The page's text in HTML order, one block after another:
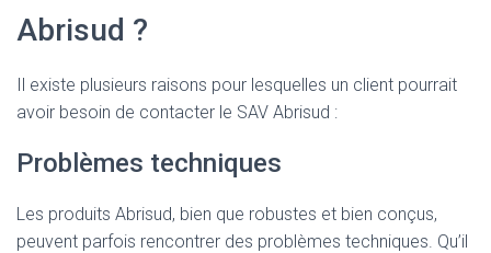
Abrisud ?
Il existe plusieurs raisons pour lesquelles un client pourrait
avoir besoin de contacter le SAV Abrisud :
Problèmes techniques
Les produits Abrisud, bien que robustes et bien conçus,
peuvent parfois rencontrer des problèmes techniques. Qu’il